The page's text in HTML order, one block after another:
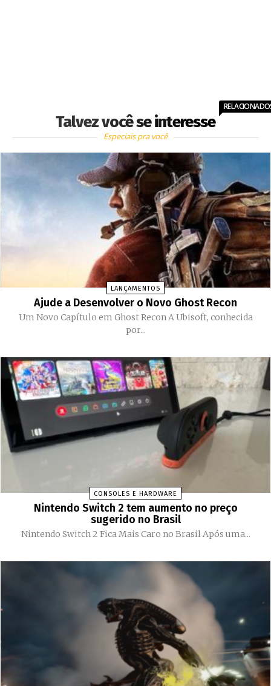
Talvez você se interesse
Especiais pra você
LANÇAMENTOS
Ajude a Desenvolver o Novo Ghost Recon
Um Novo Capítulo em Ghost Recon A Ubisoft, conhecida
por...
CONSOLES E HARDWARE
Nintendo Switch 2 tem aumento no preço
sugerido no Brasil
Nintendo Switch 2 Fica Mais Caro no Brasil Após uma...